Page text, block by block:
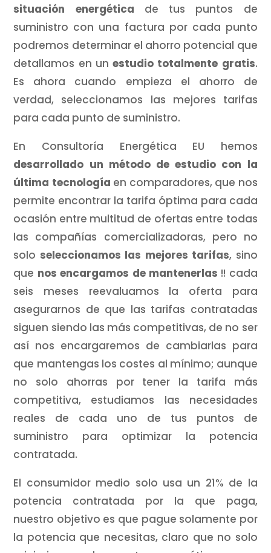
situación energética de tus puntos de
suministro con una factura por cada punto
podremos determinar el ahorro potencial que
detallamos en unestudio totalmente gratis.
Es ahora cuando empieza el ahorro de
verdad, seleccionamos las mejores tarifas
para cada punto de suministro.
En Consultoría Energética EU hemos
desarrollado un método de estudio con la
última tecnología en comparadores, que nos
permite encontrar la tarifa óptima para cada
ocasión entre multitud de ofertas entre todas
las compañías comercializadoras, pero no
solo seleccionamos las mejores tarifas, sino
que nos encargamos de mantenerlas !! cada
seis meses reevaluamos la oferta para
asegurarnos de que las tarifas contratadas
siguen siendo las más competitivas, de no ser
así nos encargaremos de cambiarlas para
que mantengas los costes al mínimo; aunque
no solo ahorras por tener la tarifa más
competitiva, estudiamos las necesidades
reales de cada uno de tus puntos de
suministro para optimizar la potencia
contratada.
El consumidor medio solo usa un 21% de la
potencia contratada por la que paga,
nuestro objetivo es que pague solamente por
la potencia que necesitas, claro que no solo